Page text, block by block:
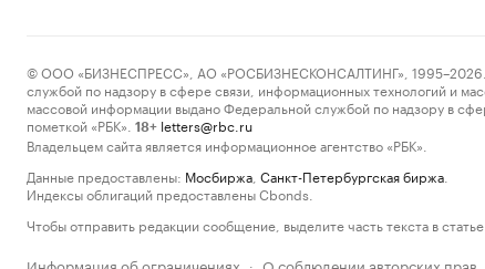
© ООО «БИЗНЕСПРЕСС», АО «РОСБИЗНЕСКОНСАЛТИНГ», 1995–2026.
службой по надзору в сфере связи, информационных технологий и
массовой информации выдано Федеральной службой по надзору в
пометкой «РБК».
18+ letters@rbc.ru
Владельцем сайта является информационное агентство «РБК».
Данные предоставлены: Мосбиржа Санкт-Петербургская биржа
Индексы облигаций предоставлены Cbonds.
Чтобы отправить редакции сообщение, выделите часть текста в
Информация об ограничениях О соблюдении авторских прав